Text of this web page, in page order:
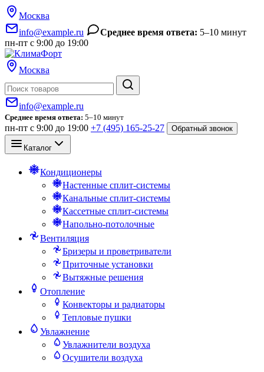
Москва
info@example.ru
Среднее время ответа: 5–10 минут
пн-пт с 9:00 до 19:00
Москва
info@example.ru
Среднее время ответа: 5–10 минут
пн-пт с 9:00 до 19:00 +7 (495) 165-25-27 Обратный звонок
Каталог
Кондиционеры
Настенные сплит-системы
Канальные сплит-системы
Кассетные сплит-системы
Напольно-потолочные
Вентиляция
Бризеры и проветриватели
Приточные установки
Вытяжные решения
Отопление
Конвекторы и радиаторы
Тепловые пушки
Увлажнение
Увлажнители воздуха
Осушители воздуха